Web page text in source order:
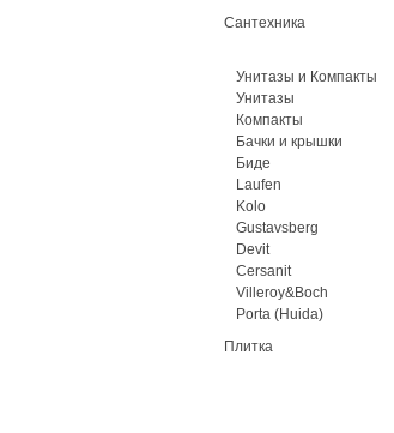
Сантехника
Унитазы и Компакты
Унитазы
Компакты
Бачки и крышки
Биде
Laufen
Kolo
Gustavsberg
Devit
Cersanit
Villeroy&Boch
Porta (Huida)
Плитка